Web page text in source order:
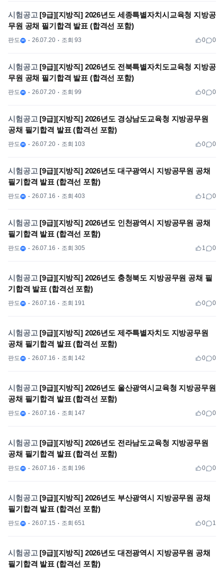
시험공고 [9급][지방직] 2026년도 세종특별자치시교육청 지방공
무원 공채 필기합격 발표 (합격선 포함)
판도 26.07.20 조회 93 0 0
시험공고 [9급][지방직] 2026년도 전북특별자치도교육청 지방공
무원 공채 필기합격 발표 (합격선 포함)
판도 26.07.20 조회 99 0 0
시험공고 [9급][지방직] 2026년도 경상남도교육청 지방공무원
공채 필기합격 발표 (합격선 포함)
판도 26.07.20 조회 103 0 0
시험공고 [9급][지방직] 2026년도 대구광역시 지방공무원 공채
필기합격 발표 (합격선 포함)
판도 26.07.16 조회 403 1 0
시험공고 [9급][지방직] 2026년도 인천광역시 지방공무원 공채
필기합격 발표 (합격선 포함)
판도 26.07.16 조회 305 1 0
시험공고 [9급][지방직] 2026년도 충청북도 지방공무원 공채 필
기합격 발표 (합격선 포함)
판도 26.07.16 조회 191 0 0
시험공고 [9급][지방직] 2026년도 제주특별자치도 지방공무원
공채 필기합격 발표 (합격선 포함)
판도 26.07.16 조회 142 0 0
시험공고 [9급][지방직] 2026년도 울산광역시교육청 지방공무원
공채 필기합격 발표 (합격선 포함)
판도 26.07.16 조회 147 0 0
시험공고 [9급][지방직] 2026년도 전라남도교육청 지방공무원
공채 필기합격 발표 (합격선 포함)
판도 26.07.16 조회 196 0 0
시험공고 [9급][지방직] 2026년도 부산광역시 지방공무원 공채
필기합격 발표 (합격선 포함)
판도 26.07.15 조회 651 0 1
시험공고 [9급][지방직] 2026년도 대전광역시 지방공무원 공채
필기합격 발표 (합격선 포함)